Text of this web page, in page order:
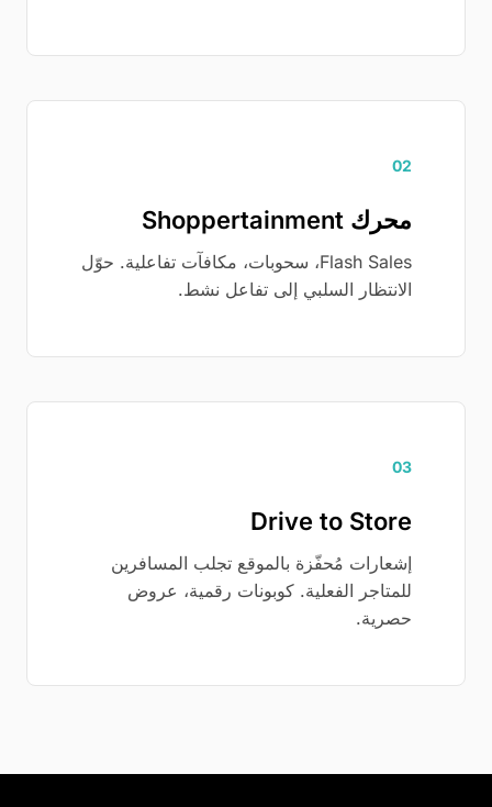
02
محرك Shoppertainment
Flash Sales، سحوبات، مكافآت تفاعلية. حوّل
الانتظار السلبي إلى تفاعل نشط.
03
Drive to Store
إشعارات مُحفّزة بالموقع تجلب المسافرين
للمتاجر الفعلية. كوبونات رقمية، عروض
حصرية.